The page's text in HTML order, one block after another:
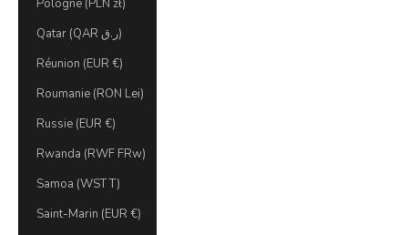
Pologne (PLN zł)
Qatar (QAR ر.ق)
Réunion (EUR €)
Roumanie (RON Lei)
Russie (EUR €)
Rwanda (RWF FRw)
Samoa (WST T)
Saint-Marin (EUR €)